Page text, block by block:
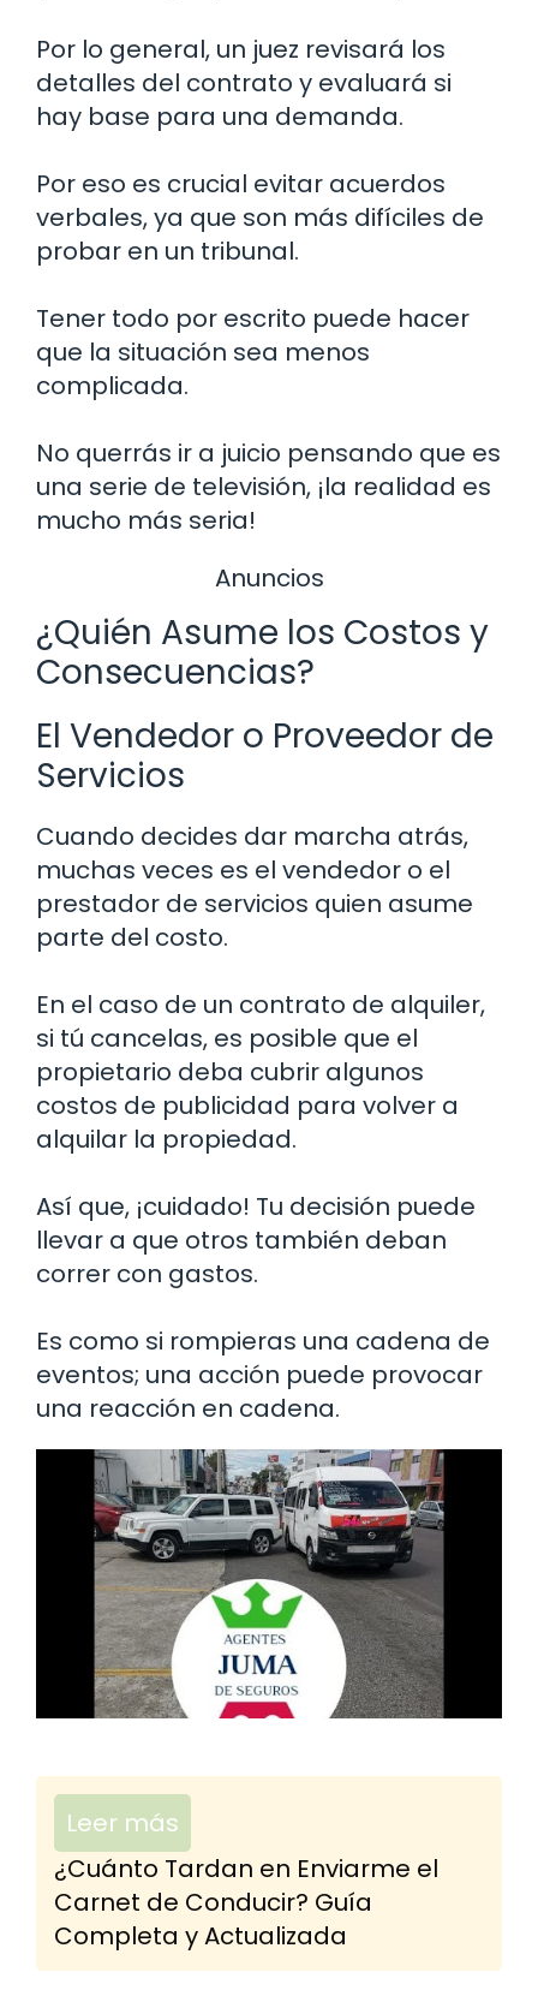
Por lo general, un juez revisará los
detalles del contrato y evaluará si
hay base para una demanda.
Por eso es crucial evitar acuerdos
verbales, ya que son más difíciles de
probar en un tribunal.
Tener todo por escrito puede hacer
que la situación sea menos
complicada.
No querrás ir a juicio pensando que es
una serie de televisión, ¡la realidad es
mucho más seria!
Anuncios
¿Quién Asume los Costos y
Consecuencias?
El Vendedor o Proveedor de
Servicios
Cuando decides dar marcha atrás,
muchas veces es el vendedor o el
prestador de servicios quien asume
parte del costo.
En el caso de un contrato de alquiler,
si tú cancelas, es posible que el
propietario deba cubrir algunos
costos de publicidad para volver a
alquilar la propiedad.
Así que, ¡cuidado! Tu decisión puede
llevar a que otros también deban
correr con gastos.
Es como si rompieras una cadena de
eventos; una acción puede provocar
una reacción en cadena.
Leer más
¿Cuánto Tardan en Enviarme el
Carnet de Conducir? Guía
Completa y Actualizada